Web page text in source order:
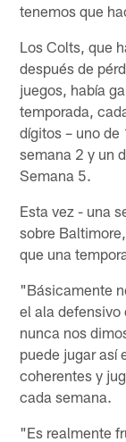
tenemos que
Los Colts, que
después de
juegos, había
temporada,
dígitos – uno
semana 2 y un
Semana 5.
Esta vez - una
sobre
que una
"Básicamente
el ala
nunca nos
puede jugar así
coherentes y
cada semana.
"Es realmente